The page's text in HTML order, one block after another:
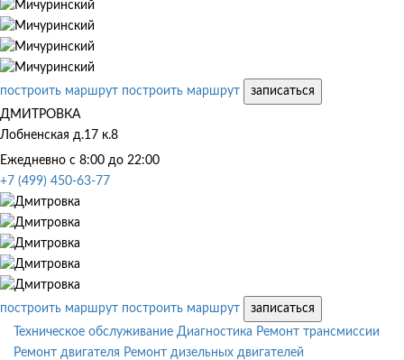
построить маршрут построить маршрут
записаться
ДМИТРОВКА
Лобненская д.17 к.8
Ежедневно с 8:00 до 22:00
+7 (499) 450-63-77
построить маршрут построить маршрут
записаться
Техническое обслуживание Диагностика Ремонт трансмиссии
Ремонт двигателя Ремонт дизельных двигателей